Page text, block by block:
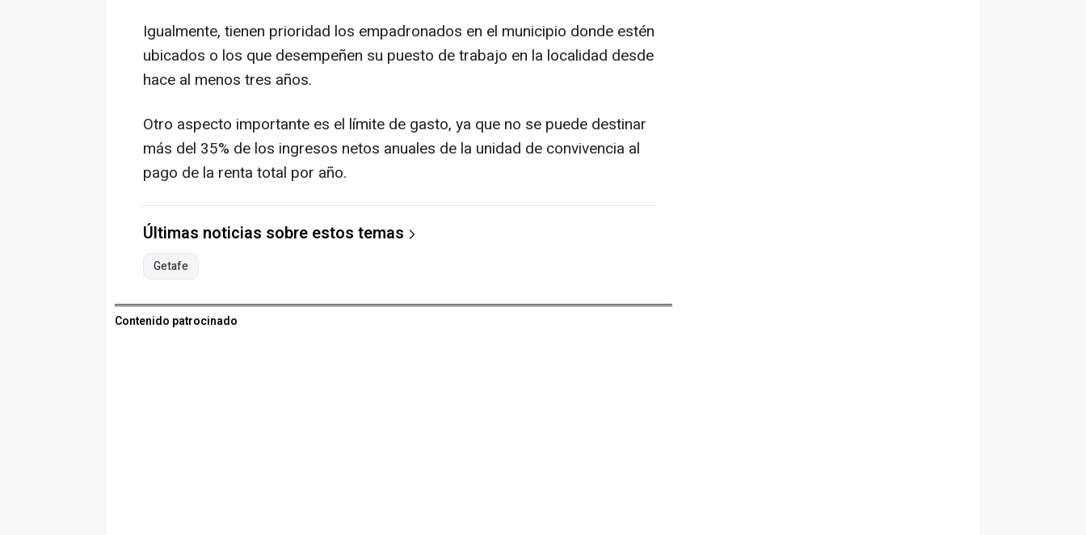
Igualmente, tienen prioridad los empadronados en el municipio donde estén
ubicados o los que desempeñen su puesto de trabajo en la localidad desde
hace al menos tres años.
Otro aspecto importante es el límite de gasto, ya que no se puede destinar
más del 35% de los ingresos netos anuales de la unidad de convivencia al
pago de la renta total por año.
Últimas noticias sobre estos temas
Getafe
Contenido patrocinado